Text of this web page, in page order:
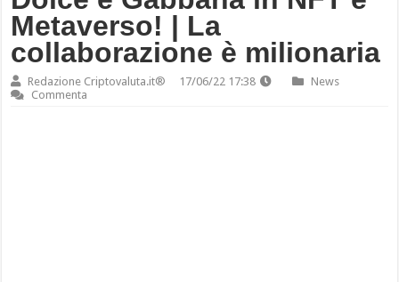
Metaverso! | La
collaborazione è milionaria
Redazione Criptovaluta.it® 17/06/22 17:38
News
Commenta